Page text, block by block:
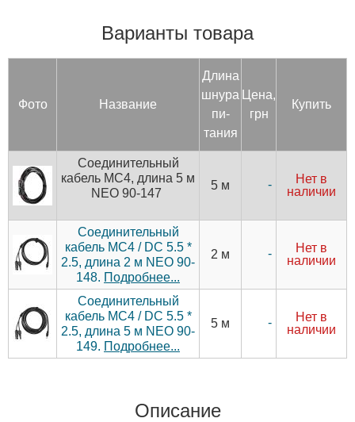
Варианты товара
Фото Название
Дли­на
шну­ра
пи­
тания
Цена,
грн
Купить
Соединительный
кабель MC4, длина 5 м
NEO 90-147
5 м -
Нет в
наличии
Соединительный
кабель MC4 / DC 5.5 *
2.5, длина 2 м NEO 90-
148. Подробнее...
2 м -
Нет в
наличии
Соединительный
кабель MC4 / DC 5.5 *
2.5, длина 5 м NEO 90-
149. Подробнее...
5 м -
Нет в
наличии
Описание